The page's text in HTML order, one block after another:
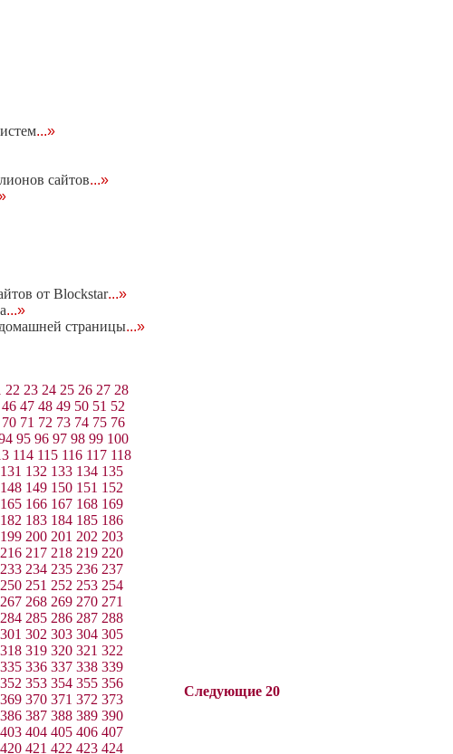
...»
сайтов...»
от Blockstar...»
...»
страницы...»
22 23 24 25 26 27 28
46 47 48 49 50 51 52
70 71 72 73 74 75 76
95 96 97 98 99 100
114 115 116 117 118
131 132 133 134 135
148 149 150 151 152
165 166 167 168 169
182 183 184 185 186
199 200 201 202 203
216 217 218 219 220
233 234 235 236 237
250 251 252 253 254
267 268 269 270 271
284 285 286 287 288
301 302 303 304 305
318 319 320 321 322
335 336 337 338 339
352 353 354 355 356
369 370 371 372 373
386 387 388 389 390
403 404 405 406 407
420 421 422 423 424
Следующие 20